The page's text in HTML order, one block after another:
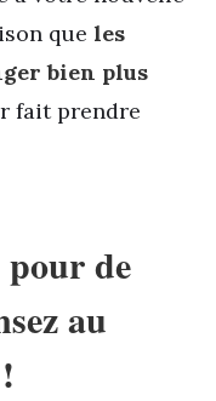
que les
bien plus
fait prendre
pour de
au